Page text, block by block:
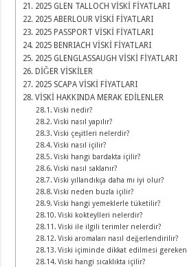
2025 GLEN TALLOCH VİSKİ FİYATLARI
2025 ABERLOUR VİSKİ FİYATLARI
2025 PASSPORT VİSKİ FİYATLARI
2025 BENRIACH VİSKİ FİYATLARI
2025 GLENGLASSAUGH VİSKİ FİYATLARI
DİĞER VİSKİLER
2025 SCAPA VİSKİ FİYATLARI
VİSKİ HAKKINDA MERAK EDİLENLER
Viski nedir?
Viski nasıl yapılır?
Viski çeşitleri nelerdir?
Viski nasıl içilir?
Viski hangi bardakta içilir?
Viski nasıl saklanır?
Viski yıllandıkça daha mı iyi olur?
Viski neden buzla içilir?
Viski hangi yemeklerle tüketilir?
Viski kokteylleri nelerdir?
Viski ile ilgili terimler nelerdir?
Viski aromaları nasıl değerlendirilir?
Viski içiminde dikkat edilmesi
Viski hangi sıcaklıkta içilir?